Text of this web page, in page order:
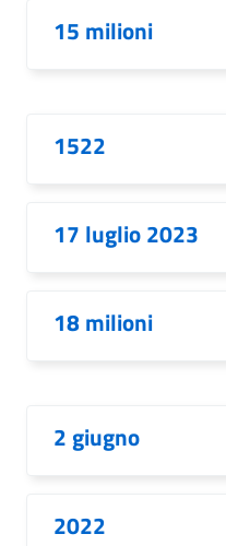
15 milioni
1522
17 luglio 2023
18 milioni
2 giugno
2022